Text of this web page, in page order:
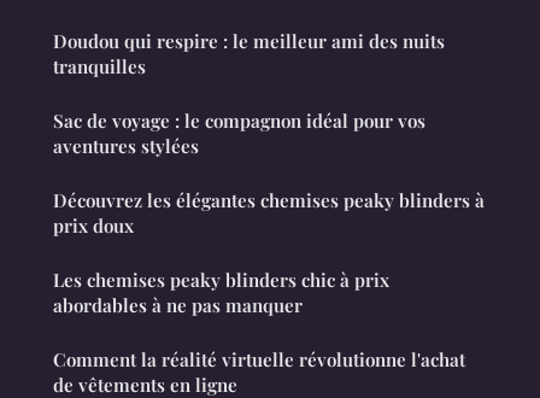
Doudou qui respire : le meilleur ami des nuits
tranquilles
Sac de voyage : le compagnon idéal pour vos
aventures stylées
Découvrez les élégantes chemises peaky blinders à
prix doux
Les chemises peaky blinders chic à prix
abordables à ne pas manquer
Comment la réalité virtuelle révolutionne l'achat
de vêtements en ligne